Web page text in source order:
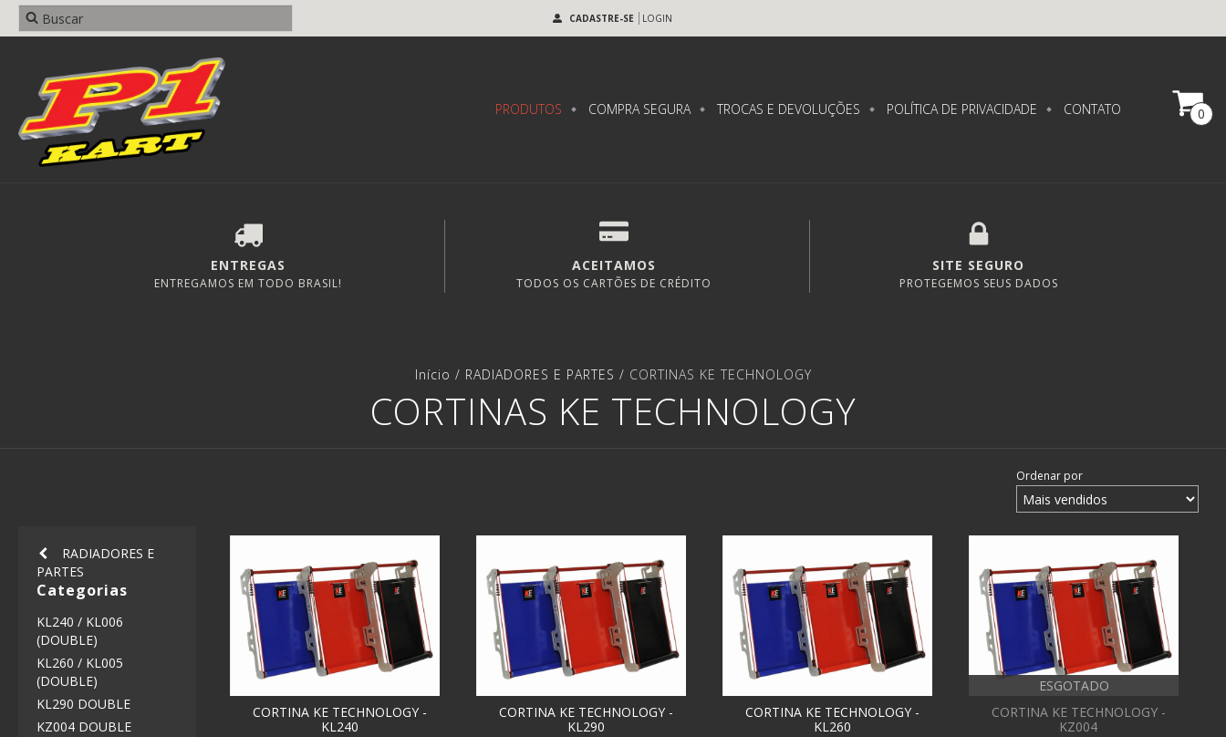
CADASTRE-SE LOGIN
PRODUTOS COMPRA SEGURA TROCAS E DEVOLUÇÕES POLÍTICA DE PRIVACIDADE CONTATO 0
ENTREGAS
ENTREGAMOS EM TODO BRASIL!
ACEITAMOS
TODOS OS CARTÕES DE CRÉDITO
SITE SEGURO
PROTEGEMOS SEUS DADOS
Início / RADIADORES E PARTES / CORTINAS KE TECHNOLOGY
CORTINAS KE TECHNOLOGY
Ordenar por
RADIADORES E
PARTES
Categorias
KL240 / KL006
(DOUBLE)
KL260 / KL005
(DOUBLE)
KL290 DOUBLE
KZ004 DOUBLE
CORTINA KE TECHNOLOGY -
KL240
CORTINA KE TECHNOLOGY -
KL290
CORTINA KE TECHNOLOGY -
KL260
ESGOTADO
CORTINA KE TECHNOLOGY -
KZ004